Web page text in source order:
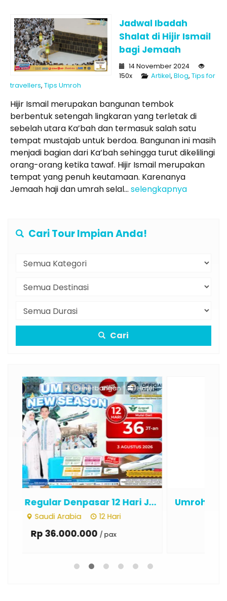
Jadwal Ibadah
Shalat di Hijir Ismail
bagi Jemaah
14 November 2024
150x
Artikel, Blog, Tips for
travellers, Tips Umroh
Hijir Ismail merupakan bangunan tembok
berbentuk setengah lingkaran yang terletak di
sebelah utara Ka’bah dan termasuk salah satu
tempat mustajab untuk berdoa. Bangunan ini masih
menjadi bagian dari Ka’bah sehingga turut dikelilingi
orang-orang ketika tawaf. Hijir Ismail merupakan
tempat yang penuh keutamaan. Karenanya
Jemaah haji dan umrah selal... selengkapnya
Cari Tour Impian Anda!
Cari
Umroh Regular Pontianak 13 Hari ...
Saudi Arabia
Rp 40.000.000
Penerbangan